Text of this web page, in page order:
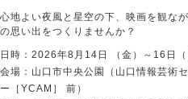
心地よい夜風と星空の下、映画を観な
の思い出をつくりませんか？
日時：2026年8月14日 （金）～16日（
会場：山口市中央公園（山口情報芸術
ー［YCAM］ 前）